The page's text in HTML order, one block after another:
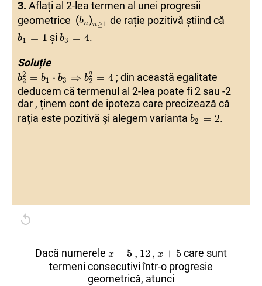
3. Aflați al 2-lea termen al unei progresii
geometrice (b n)
(b n)
(bn)n≥1 de rație pozitivă știind că
b1 = 1 și b3 =4
b3 =4
b3 = 4.
Soluție
b2 =b 1⋅ b 3⇒ b2 =4
b2 =b 1⋅ b 3⇒ b2 =4
b2
2 = b1 ⋅ b3 ⇒ b2
2 = 4; din această egalitate
deducem că termenul al 2-lea poate fi 2 sau -2
dar , ținem cont de ipoteza care precizează că
rația este pozitivă și alegem varianta b2 =2
b2 =2
b2 = 2.
Dacă numerele x−5 12 ,x+ 5
x−5 12 ,x+ 5
x− 5 , 12 , x + 5 care sunt
termeni consecutivi într-o progresie
geometrică, atunci